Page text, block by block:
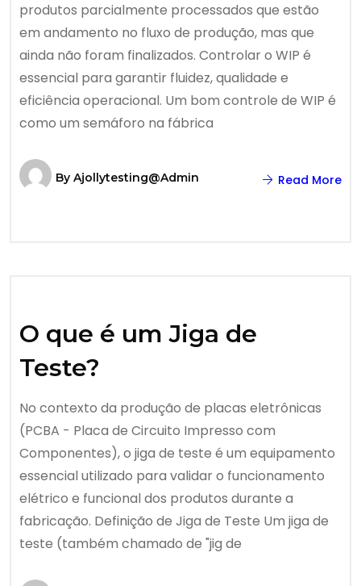
produtos parcialmente processados que estão
em andamento no fluxo de produção, mas que
ainda não foram finalizados. Controlar o WIP é
essencial para garantir fluidez, qualidade e
eficiência operacional. Um bom controle de WIP é
como um semáforo na fábrica
By Ajollytesting@admin Read More
O que é um Jiga de
Teste?
No contexto da produção de placas eletrônicas
(PCBA - Placa de Circuito Impresso com
Componentes), o jiga de teste é um equipamento
essencial utilizado para validar o funcionamento
elétrico e funcional dos produtos durante a
fabricação. Definição de Jiga de Teste Um jiga de
teste (também chamado de "jig de